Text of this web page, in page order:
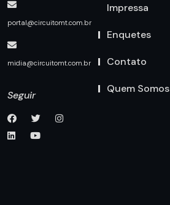
portal@circuitomt.com.br
midia@circuitomt.com.br
Seguir
Impressa
Enquetes
Contato
Quem Somos